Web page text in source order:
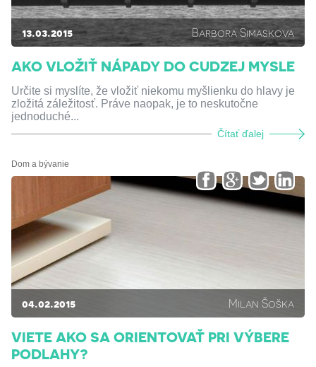
13.03.2015 Barbora Simaskova
AKO VLOŽIŤ NÁPADY DO CUDZEJ MYSLE
Určite si myslíte, že vložiť niekomu myšlienku do hlavy je
zložitá záležitosť. Práve naopak, je to neskutočne
jednoduché...
Čítať ďalej
Dom a bývanie
04.02.2015 Milan Šoška
VIETE AKO SA ORIENTOVAŤ PRI VÝBERE
PODLAHY?